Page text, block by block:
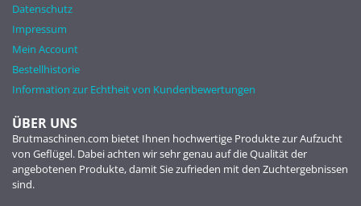
Datenschutz
Impressum
Mein Account
Bestellhistorie
Information zur Echtheit von Kundenbewertungen
ÜBER UNS
Brutmaschinen.com bietet Ihnen hochwertige Produkte zur Aufzucht
von Geflügel. Dabei achten wir sehr genau auf die Qualität der
angebotenen Produkte, damit Sie zufrieden mit den Zuchtergebnissen
sind.